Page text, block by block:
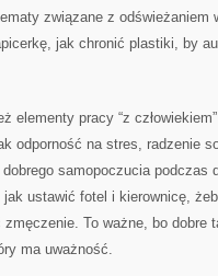
związane z odświeżaniem
jak chronić plastiki, by
elementy pracy “z
odporność na stres, radzenie
samopoczucia podczas
ustawić fotel i kierownicę,
To ważne, bo dobre
ma uważność.